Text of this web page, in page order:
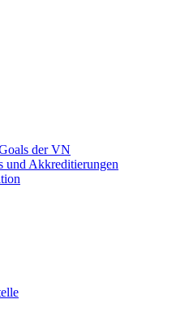
der VN
und Akkreditierungen